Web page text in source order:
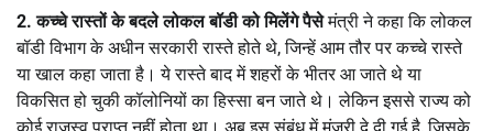
2. कच्चे रास्तों के बदले लोकल बॉडी को मिलेंगे पैसेमंत्री ने कहा कि लोकल
बॉडी विभाग के अधीन सरकारी रास्ते होते थे, जिन्हें आम तौर पर कच्चे रास्ते
या खाल कहा जाता है। ये रास्ते बाद में शहरों के भीतर आ जाते थे या
विकसित हो चुकी कॉलोनियों का हिस्सा बन जाते थे। लेकिन इससे राज्य को